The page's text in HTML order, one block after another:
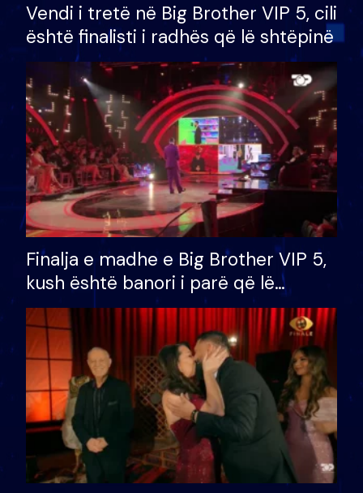
Vendi i tretë në Big Brother VIP 5, cili
është finalisti i radhës që lë shtëpinë
Finalja e madhe e Big Brother VIP 5,
kush është banori i parë që lë
shtëpinë dhe humb mundësinë për
të fituar çmimin e madh